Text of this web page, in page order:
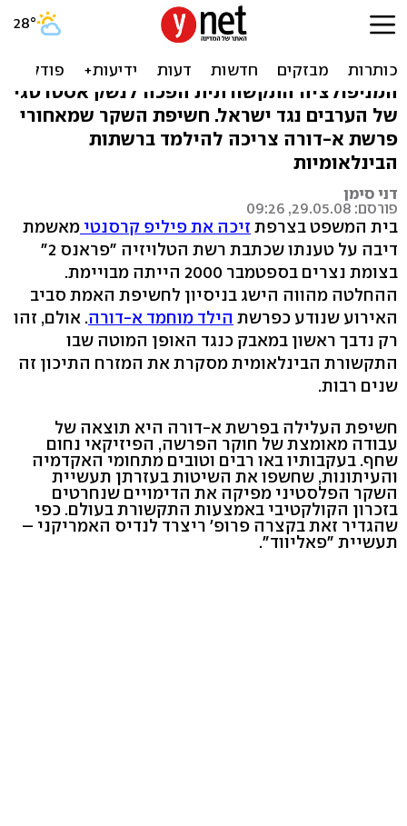
נחשפה תעשיית השקר
הפלסטינית
המניפולציה התקשורתית הפכה לנשק אסטרטגי
של הערבים נגד ישראל. חשיפת השקר שמאחורי
פרשת א-דורה צריכה להילמד ברשתות
הבינלאומיות
דני סימן
פורסם: 29.05.08, 09:26
בית המשפט בצרפת זיכה את פיליפ קרסנטי מאשמת
דיבה על טענתו שכתבת רשת הטלויזיה "פראנס 2"
בצומת נצרים בספטמבר 2000 הייתה מבויימת.
ההחלטה מהווה הישג בניסיון לחשיפת האמת סביב
האירוע שנודע כפרשת הילד מוחמד א-דורה. אולם, זהו
רק נדבך ראשון במאבק כנגד האופן המוטה שבו
התקשורת הבינלאומית מסקרת את המזרח התיכון זה
שנים רבות.
חשיפת העלילה בפרשת א-דורה היא תוצאה של
עבודה מאומצת של חוקר הפרשה, הפיזיקאי נחום
שחף. בעקבותיו באו רבים וטובים מתחומי האקדמיה
והעיתונות, שחשפו את השיטות בעזרתן תעשיית
השקר הפלסטיני מפיקה את הדימויים שנחרטים
בזכרון הקולקטיבי באמצעות התקשורת בעולם. כפי
שהגדיר זאת בקצרה פרופ' ריצרד לנדיס האמריקני –
תעשיית "פאליווד".